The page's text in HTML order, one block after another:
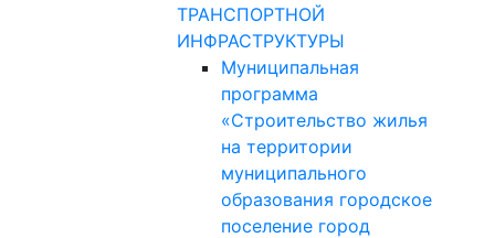
ТРАНСПОРТНОЙ
ИНФРАСТРУКТУРЫ
Муниципальная
программа
«Строительство жилья
на территории
муниципального
образования городское
поселение город